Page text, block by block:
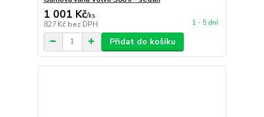
1 001 Kč/ks
827 Kč bez DPH 1 - 5 dní
Přidat do košíku